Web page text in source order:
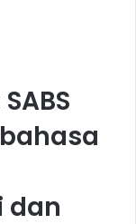
dan